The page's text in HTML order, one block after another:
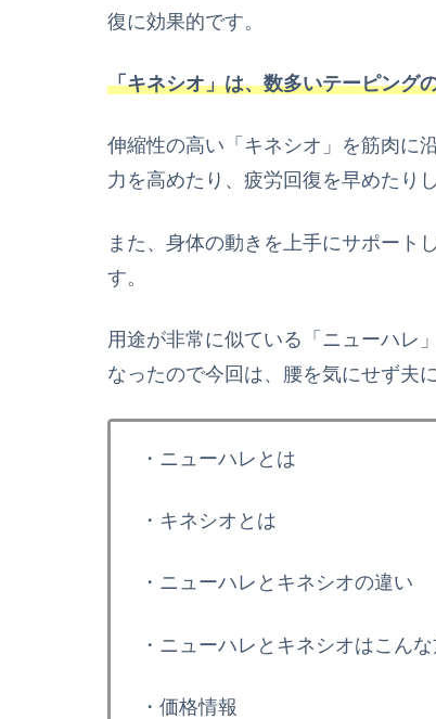
復に効果的です。
「キネシオ」は、数多いテーピング
伸縮性の高い「キネシオ」を筋肉に
力を高めたり、疲労回復を早めたりし
また、身体の動きを上手にサポート
す。
用途が非常に似ている「 ニューハレ
なったので今回は、腰を気にせず夫
・ニューハレとは
・キネシオとは
・ニューハレとキネシオの違い
・ニューハレとキネシオはこんな
・価格情報